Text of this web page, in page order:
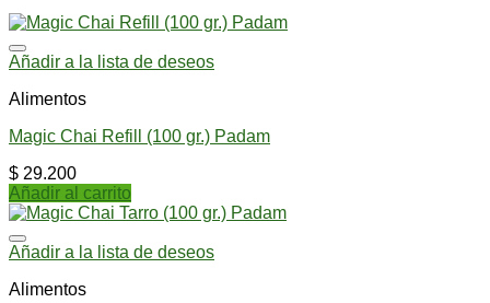
Añadir a la lista de deseos
Alimentos
Magic Chai Refill (100 gr.) Padam
$ 29.200
Añadir al carrito
Añadir a la lista de deseos
Alimentos